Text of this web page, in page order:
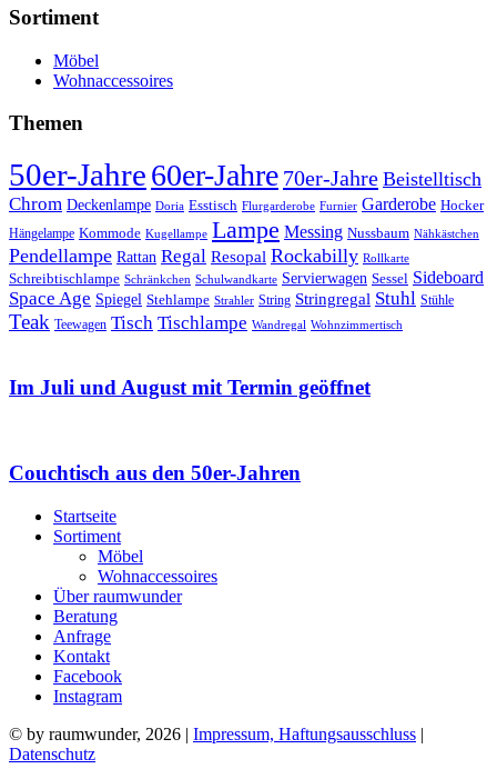
Sortiment
Möbel
Wohnaccessoires
Themen
50er-Jahre60er-Jahre 70er-Jahre Beistelltisch
Chrom Deckenlampe Doria Esstisch Flurgarderobe Furnier Garderobe Hocker
Hängelampe Kommode Kugellampe Lampe Messing Nussbaum Nähkästchen
Pendellampe Rattan Regal Resopal Rockabilly Rollkarte
Schreibtischlampe Schränkchen Schulwandkarte Servierwagen Sessel Sideboard
Space Age Spiegel Stehlampe Strahler String Stringregal Stuhl Stühle
Teak Teewagen Tisch Tischlampe Wandregal Wohnzimmertisch
Im Juli und August mit Termin geöffnet
Couchtisch aus den 50er-Jahren
Startseite
Sortiment
Möbel
Wohnaccessoires
Über raumwunder
Beratung
Anfrage
Kontakt
Facebook
Instagram
© by raumwunder, 2026 | Impressum, Haftungsausschluss |
Datenschutz